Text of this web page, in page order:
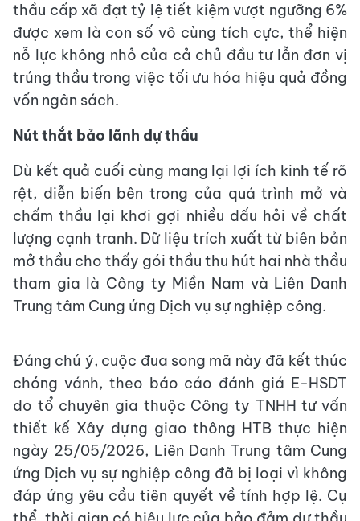
thầu cấp xã đạt tỷ lệ tiết kiệm vượt ngưỡng 6%
được xem là con số vô cùng tích cực, thể hiện
nỗ lực không nhỏ của cả chủ đầu tư lẫn đơn vị
trúng thầu trong việc tối ưu hóa hiệu quả đồng
vốn ngân sách.
Nút thắt bảo lãnh dự thầu
Dù kết quả cuối cùng mang lại lợi ích kinh tế rõ
rệt, diễn biến bên trong của quá trình mở và
chấm thầu lại khơi gợi nhiều dấu hỏi về chất
lượng cạnh tranh. Dữ liệu trích xuất từ biên bản
mở thầu cho thấy gói thầu thu hút hai nhà thầu
tham gia là Công ty Miền Nam và Liên Danh
Trung tâm Cung ứng Dịch vụ sự nghiệp công.
Đáng chú ý, cuộc đua song mã này đã kết thúc
chóng vánh, theo báo cáo đánh giá E-HSDT
do tổ chuyên gia thuộc Công ty TNHH tư vấn
thiết kế Xây dựng giao thông HTB thực hiện
ngày 25/05/2026, Liên Danh Trung tâm Cung
ứng Dịch vụ sự nghiệp công đã bị loại vì không
đáp ứng yêu cầu tiên quyết về tính hợp lệ. Cụ